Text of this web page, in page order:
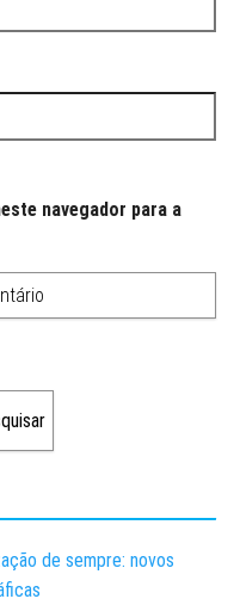
navegador para a
de sempre: novos